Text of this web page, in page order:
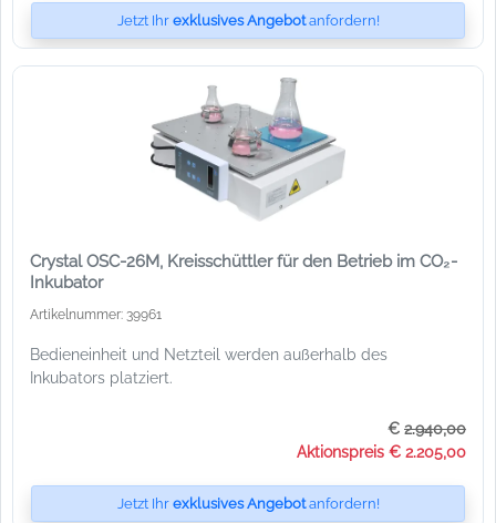
Jetzt Ihr exklusives Angebotanfordern!
Crystal OSC-26M, Kreisschüttler für den Betrieb im CO₂-
Inkubator
Artikelnummer: 39961
Bedieneinheit und Netzteil werden außerhalb des
Inkubators platziert.
€ 2.940,00
Aktionspreis € 2.205,00
Jetzt Ihr exklusives Angebotanfordern!